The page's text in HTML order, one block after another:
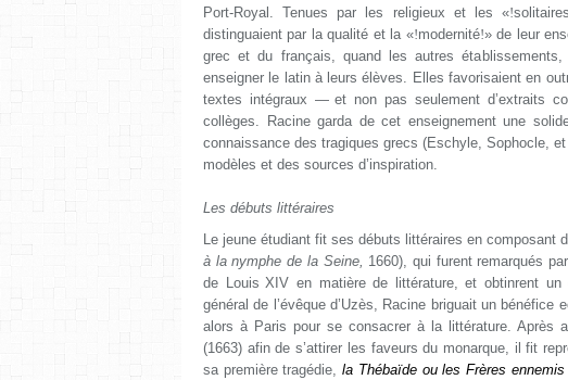
Port-Royal. Tenues par les religieux et les «!solitaires
distinguaient par la qualité et la «!modernité!» de leur
grec et du français, quand les autres
enseigner le latin à leurs élèves. Elles favorisaient en
textes intégraux — et non pas seulement d’extraits
collèges. Racine garda de cet enseignement une
connaissance des tragiques grecs (Eschyle, Sophocle,
modèles et des sources d’inspiration.
Les débuts littéraires
Le jeune étudiant fit ses débuts littéraires en composant
à la nymphe de la Seine, 1660), qui furent remarqués
de Louis XIV en matière de littérature, et obtinrent
général de l’évêque d’Uzès, Racine briguait un
alors à Paris pour se consacrer à la littérature. Après
(1663) afin de s’attirer les faveurs du monarque, il fit
sa première tragédie,la Thébaïde ou les Frères ennemis